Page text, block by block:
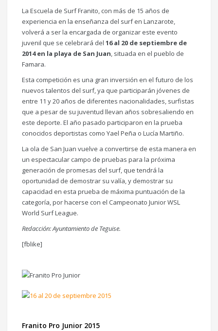
La Escuela de Surf Franito, con más de 15 años de
experiencia en la enseñanza del surf en Lanzarote,
volverá a ser la encargada de organizar este evento
juvenil que se celebrará del 16 al 20 de septiembre de
2014 en la playa de San Juan, situada en el pueblo de
Famara.
Esta competición es una gran inversión en el futuro de los
nuevos talentos del surf, ya que participarán jóvenes de
entre 11 y 20 años de diferentes nacionalidades, surfistas
que a pesar de su juventud llevan años sobresaliendo en
este deporte. El año pasado participaron en la prueba
conocidos deportistas como Yael Peña o Lucía Martiño.
La ola de San Juan vuelve a convertirse de esta manera en
un espectacular campo de pruebas para la próxima
generación de promesas del surf, que tendrá la
oportunidad de demostrar su valía, y demostrar su
capacidad en esta prueba de máxima puntuación de la
categoría, por hacerse con el Campeonato Junior WSL
World Surf League.
Redacción: Ayuntamiento de Teguise.
[fblike]
Franito Pro Junior 2015